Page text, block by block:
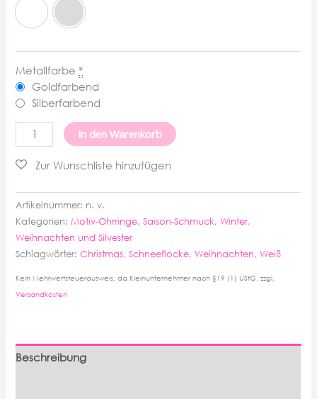
Weiß Customize
Metallfarbe *
Goldfarbend
Silberfarbend
Schneeflocken
Ohrringe
Menge
In den Warenkorb
Artikelnummer: n. v.
Kategorien:Motiv-Ohrringe,Saison-Schmuck,Winter,
Weihnachten und Silvester
Schlagwörter:Christmas,Schneeflocke,Weihnachten,Weiß
Kein Mehrwertsteuerausweis, da Kleinunternehmer nach §19 (1) UStG. zzgl.
Versandkosten
Beschreibung